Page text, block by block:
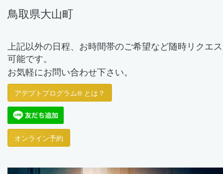
鳥取県大山町
上記以外の日程、お時間帯のご希望など随時リクエ
可能です。
お気軽にお問い合わせ下さい。
アデプトプログラム® とは？
オンライン予約